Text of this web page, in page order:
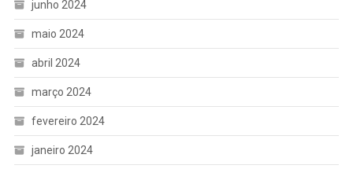
junho 2024
maio 2024
abril 2024
março 2024
fevereiro 2024
janeiro 2024